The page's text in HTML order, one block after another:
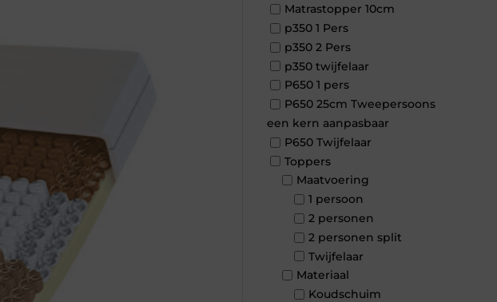
Matrastopper 10cm
p350 1 Pers
p350 2 Pers
p350 twijfelaar
P650 1 pers
P650 25cm Tweepersoons
een kern aanpasbaar
P650 Twijfelaar
Toppers
Maatvoering
1 persoon
2 personen
2 personen split
Twijfelaar
Materiaal
Koudschuim